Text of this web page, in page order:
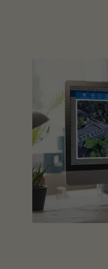
Sets nebeneinander in
an die